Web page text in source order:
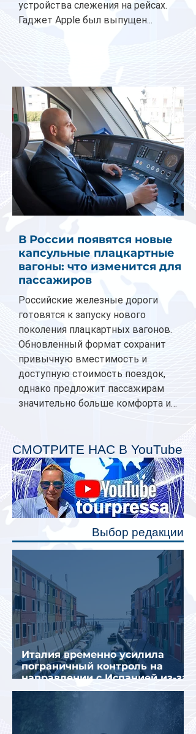
устройства слежения на рейсах.
Гаджет Apple был выпущен...
В России появятся новые
капсульные плацкартные
вагоны: что изменится для
пассажиров
Российские железные дороги
готовятся к запуску нового
поколения плацкартных вагонов.
Обновленный формат сохранит
привычную вместимость и
доступную стоимость поездок,
однако предложит пассажирам
значительно больше комфорта и
планируется начать в 2027 году.
Одним из главных нововведений
станут индивидуальные шторки у
каждого спального места. Они
позволят пассажирам закрыть свою
полку во время сна или отдыха,
СМОТРИТЕ НАС В YouTube
Выбор редакции
Италия временно усилила
пограничный контроль на
направлении с Испанией из-за
миграционного кризиса